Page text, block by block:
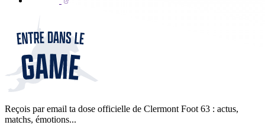
Reçois par email ta dose officielle de Clermont Foot 63 : actus,
matchs, émotions...